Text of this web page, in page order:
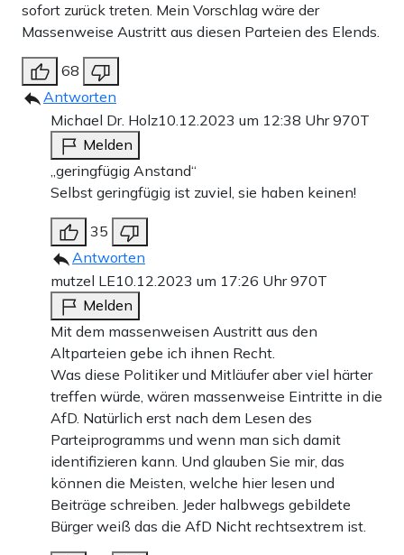
sofort zurück treten. Mein Vorschlag wäre der
Massenweise Austritt aus diesen Parteien des Elends.
68
Antworten
Michael Dr. Holz10.12.2023 um 12:38 Uhr970T
Melden
„geringfügig Anstand“
Selbst geringfügig ist zuviel, sie haben keinen!
35
Antworten
mutzel LE10.12.2023 um 17:26 Uhr970T
Melden
Mit dem massenweisen Austritt aus den
Altparteien gebe ich ihnen Recht.
Was diese Politiker und Mitläufer aber viel härter
treffen würde, wären massenweise Eintritte in die
AfD. Natürlich erst nach dem Lesen des
Parteiprogramms und wenn man sich damit
identifizieren kann. Und glauben Sie mir, das
können die Meisten, welche hier lesen und
Beiträge schreiben. Jeder halbwegs gebildete
Bürger weiß das die AfD Nicht rechtsextrem ist.